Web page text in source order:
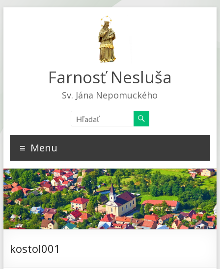
Farnosť Nesluša
Sv. Jána Nepomuckého
Menu
kostol001